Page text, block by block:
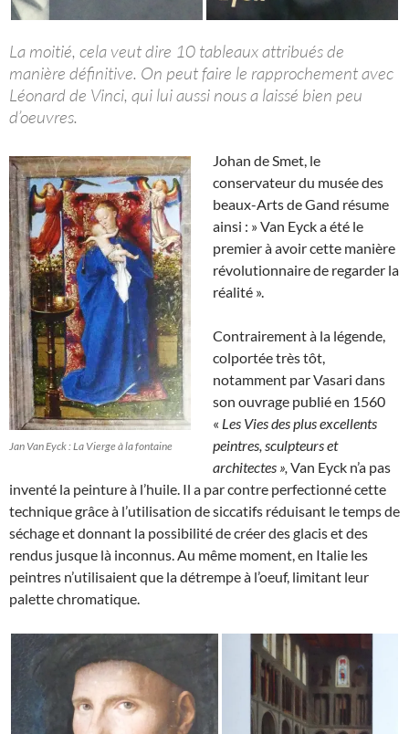
La moitié, cela veut dire 10 tableaux attribués de
manière définitive. On peut faire le rapprochement avec
Léonard de Vinci, qui lui aussi nous a laissé bien peu
d’oeuvres.
Jan Van Eyck : La Vierge à la fontaine
Johan de Smet, le
conservateur du musée des
beaux-Arts de Gand résume
ainsi : » Van Eyck a été le
premier à avoir cette manière
révolutionnaire de regarder la
réalité ».
Contrairement à la légende,
colportée très tôt,
notamment par Vasari dans
son ouvrage publié en 1560
« Les Vies des plus excellents
peintres, sculpteurs et
architectes », Van Eyck n’a pas
inventé la peinture à l’huile. Il a par contre perfectionné cette
technique grâce à l’utilisation de siccatifs réduisant le temps de
séchage et donnant la possibilité de créer des glacis et des
rendus jusque là inconnus. Au même moment, en Italie les
peintres n’utilisaient que la détrempe à l’oeuf, limitant leur
palette chromatique.